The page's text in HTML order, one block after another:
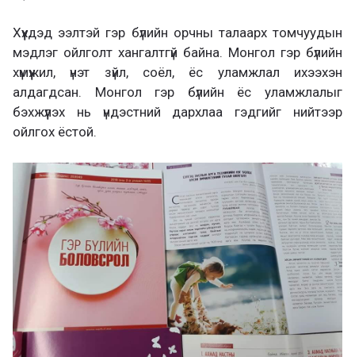
Хүүхдэд ээлтэй гэр бүлийн орчны талаарх томчуудын
мэдлэг ойлголт хангалтгүй байна. Монгол гэр бүлийн
хүмүүжил, үнэт зүйл, соёл, ёс уламжлал ихээхэн
алдагдсан. Монгол гэр бүлийн ёс уламжлалыг
бэхжүүлэх нь үндэстний дархлаа гэдгийг нийтээр
ойлгох ёстой.